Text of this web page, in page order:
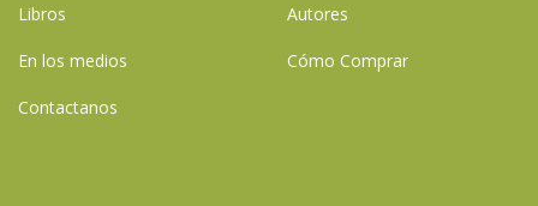
Libros Autores
En los medios Cómo Comprar
Contactanos